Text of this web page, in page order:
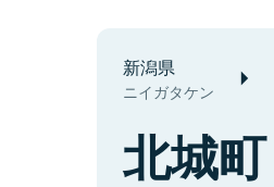
新潟県
ニイガタケン
北城町